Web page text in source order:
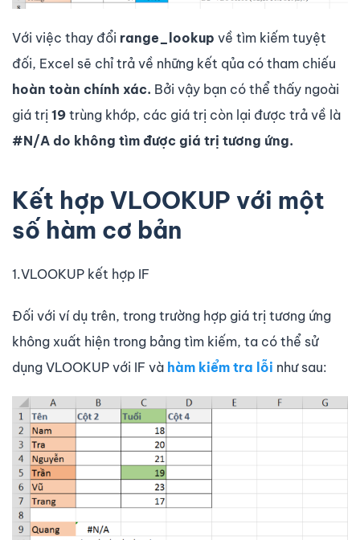
Với việc thay đổi range_lookup về tìm kiếm tuyệt
đối, Excel sẽ chỉ trả về những kết qủa có tham chiếu
hoàn toàn chính xác. Bởi vậy bạn có thể thấy ngoài
giá trị 19 trùng khớp, các giá trị còn lại được trả về là
#N/A do không tìm được giá trị tương ứng.
Kết hợp VLOOKUP với một
số hàm cơ bản
1.VLOOKUP kết hợp IF
Đối với ví dụ trên, trong trường hợp giá trị tương ứng
không xuất hiện trong bảng tìm kiếm, ta có thể sử
dụng VLOOKUP với IF và hàm kiểm tra lỗi như sau: